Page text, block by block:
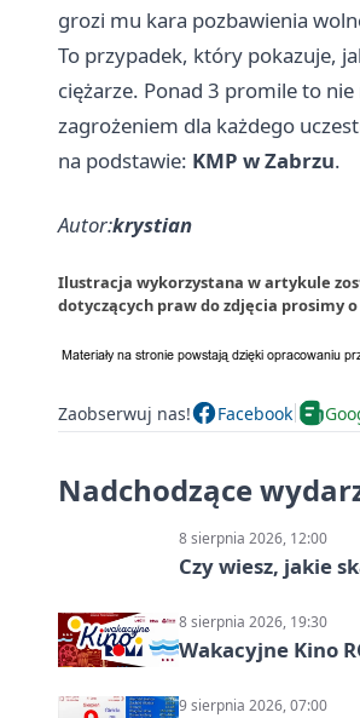
grozi mu kara pozbawienia
To przypadek, który pokazuje,
ciężarze. Ponad 3 promile to
zagrożeniem dla każdego
na podstawie: KMP w Zabrzu.
Autor:krystian
Ilustracja wykorzystana w artykule
dotyczących praw do zdjęcia prosimy o
Zaobserwuj nas! Facebook
Nadchodzące
8 sierpnia 2026, 12:00
Czy wiesz, jakie
8 sierpnia 2026, 19:30
Wakacyjne Kino
9 sierpnia 2026, 07:00